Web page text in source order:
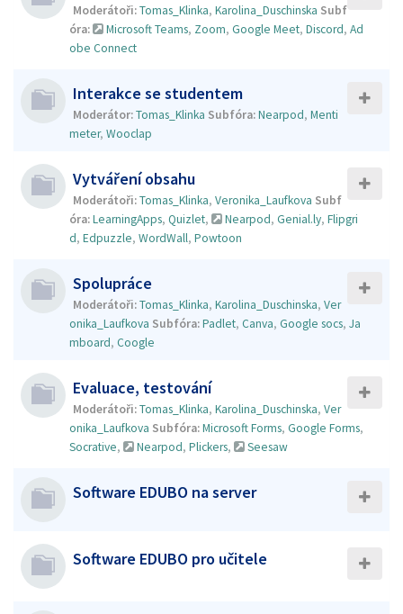
Moderátoři:Tomas_Klinka, Karolina_Duschinska Subf
óra:
Microsoft Teams, Zoom, Google Meet, Discord, Ad
obe Connect
Interakce se studentem
Moderátor:Tomas_Klinka Subfóra:Nearpod, Menti
meter, Wooclap
Vytváření obsahu
Moderátoři:Tomas_Klinka, Veronika_Laufkova Subf
óra:LearningApps, Quizlet, Nearpod, Genial.ly, Flipgri
d, Edpuzzle, WordWall, Powtoon
Spolupráce
Moderátoři:Tomas_Klinka, Karolina_Duschinska, Ver
onika_Laufkova Subfóra:Padlet, Canva, Google socs, Ja
mboard, Coogle
Evaluace, testování
Moderátoři:Tomas_Klinka, Karolina_Duschinska, Ver
onika_Laufkova Subfóra:Microsoft Forms, Google Forms,
Socrative, Nearpod, Plickers, Seesaw
Software EDUBO na server
Software EDUBO pro učitele